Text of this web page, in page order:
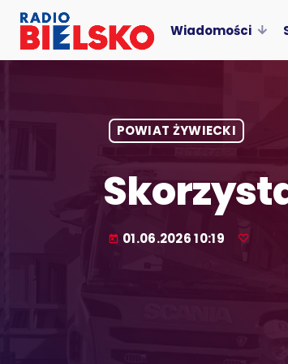
Wiadomości
POWIAT ŻYWIECKI
today 01.06.2026 10:19